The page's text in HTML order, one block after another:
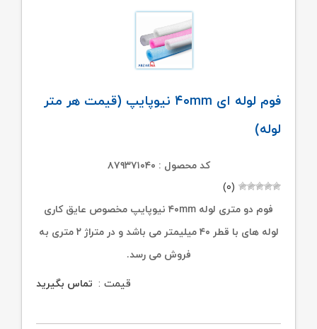
فوم لوله ای ۴۰mm نیوپایپ (قیمت هر متر
لوله)
کد محصول : ۸۷۹۳۷۱۰۴۰
(۰)
فوم دو متری لوله ۴۰mm نیوپایپ مخصوص عایق کاری
لوله های با قطر ۴۰ میلیمتر می باشد و در متراژ ۲ متری به
فروش می رسد.
قیمت : تماس بگیرید